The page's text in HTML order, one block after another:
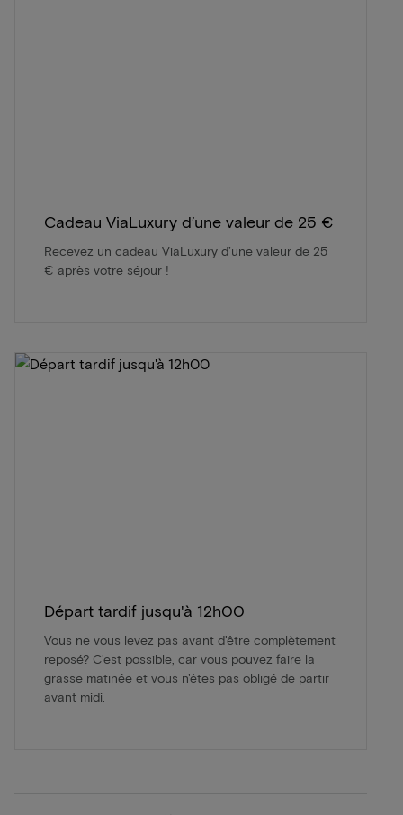
Cadeau ViaLuxury d’une valeur de 25 €
Recevez un cadeau ViaLuxury d’une valeur de 25
€ après votre séjour !
Départ tardif jusqu'à 12h00
Vous ne vous levez pas avant d'être complètement
reposé? C'est possible, car vous pouvez faire la
grasse matinée et vous n'êtes pas obligé de partir
avant midi.